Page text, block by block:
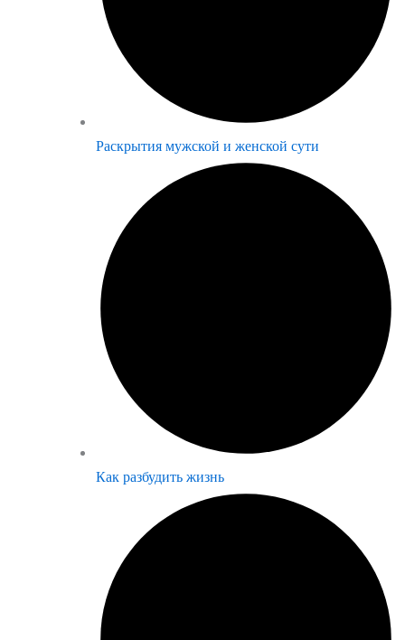
Раскрытия мужской и женской сути
Как разбудить жизнь